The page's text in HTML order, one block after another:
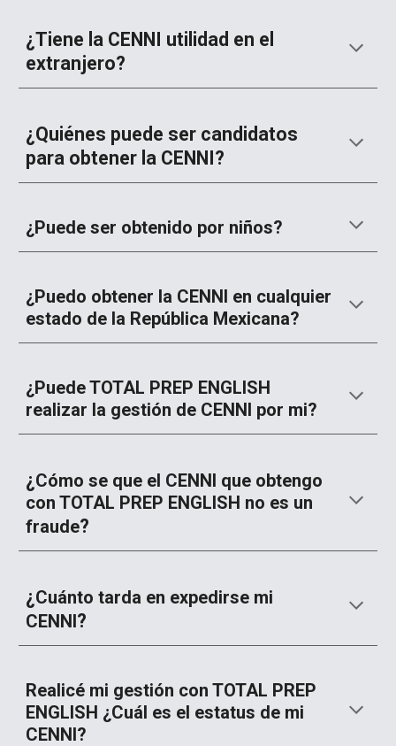
¿Tiene la CENNI utilidad en el
extranjero?
¿Quiénes puede ser candidatos
para obtener la CENNI?
¿Puede ser obtenido por niños?
¿Puedo obtener la CENNI en cualquier
estado de la República Mexicana?
¿Puede TOTAL PREP ENGLISH
realizar la gestión de CENNI por mi?
¿ Cómo se que el CENNI que obtengo
con TOTAL PREP ENGLISH no es un
fraude?
¿ Cuánto tarda en expedirse mi
CENNI?
Realicé mi gestión con TOTAL PREP
ENGLISH ¿Cuál es el estatus de mi
CENNI?